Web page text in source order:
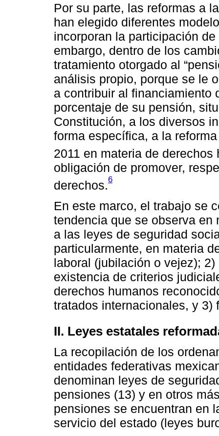
Por su parte, las reformas a
han elegido diferentes
incorporan la participación
embargo, dentro de los
tratamiento otorgado al
análisis propio, porque se le
a contribuir al financiamiento
porcentaje de su pensión,
Constitución, a los diversos
forma específica, a la
2011 en materia de derechos
obligación de promover,
derechos.6
En este marco, el trabajo se
tendencia que se observa en
a las leyes de seguridad
particularmente, en materia
laboral (jubilación o vejez);
existencia de criterios
derechos humanos
tratados internacionales, y 3)
II. Leyes estatales
La recopilación de los
entidades federativas
denominan leyes de
pensiones (13) y en otros
pensiones se encuentran en
servicio del estado (leyes